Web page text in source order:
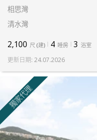
相思灣
清水灣
2,100 尺 (建) 4 睡房 3 浴室
更新日期: 24.07.2026
獨家代理